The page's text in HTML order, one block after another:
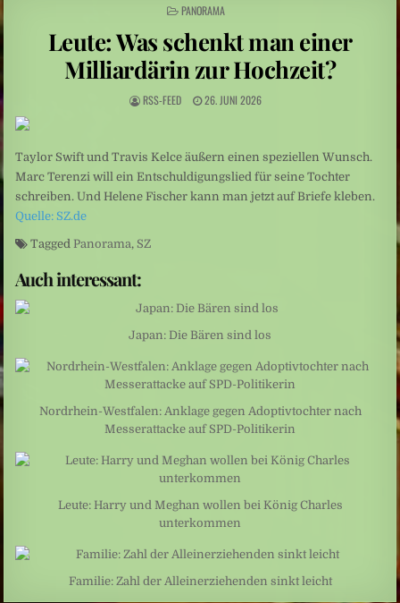
Daniela Dröscher – Geldmangel, Gedichte und Freundschaft
Sarah Diehl: „Ins tiefe Blau“ – Unter Wasser beginnt eine andere Welt
Mittelamerika: Vulkanausbruch in Guatemala
POSTED
PANORAMA
Leute: Was schenkt man einer
Milliardärin zur Hochzeit?
RSS-FEED 26. JUNI 2026
Taylor Swift und Travis Kelce äußern einen speziellen Wunsch.
Marc Terenzi will ein Entschuldigungslied für seine Tochter
schreiben. Und Helene Fischer kann man jetzt auf Briefe kleben.
Quelle: SZ.de
Tagged Panorama, SZ
Auch interessant:
Japan: Die Bären sind los
Nordrhein-Westfalen: Anklage gegen Adoptivtochter nach
Messerattacke auf SPD-Politikerin
Leute: Harry und Meghan wollen bei König Charles
unterkommen
Familie: Zahl der Alleinerziehenden sinkt leicht